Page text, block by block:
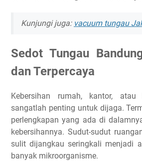
Kunjungi juga: vacuum tungau
Sedot Tungau
dan Terpercaya
Kebersihan rumah, kantor, atau
sangatlah penting untuk dijaga.
perlengkapan yang ada di
kebersihannya. Sudut-sudut
sulit dijangkau seringkali menjadi
banyak mikroorganisme.